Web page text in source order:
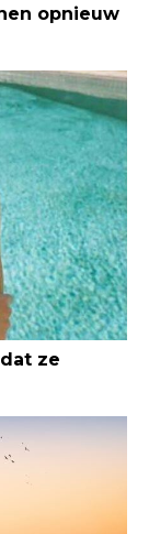
opnieuw
ze